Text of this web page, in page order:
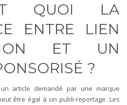
QUOI LA
ENTRE LIEN
ET UN
?
article demandé par une marque
être égal à un publi-reportage. Les